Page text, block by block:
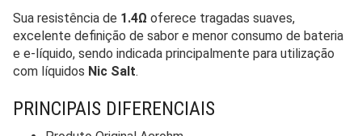
Sua resistência de 1.4Ω oferece tragadas suaves,
excelente definição de sabor e menor consumo de bateria
e e-líquido, sendo indicada principalmente para utilização
com líquidos Nic Salt.
PRINCIPAIS DIFERENCIAIS